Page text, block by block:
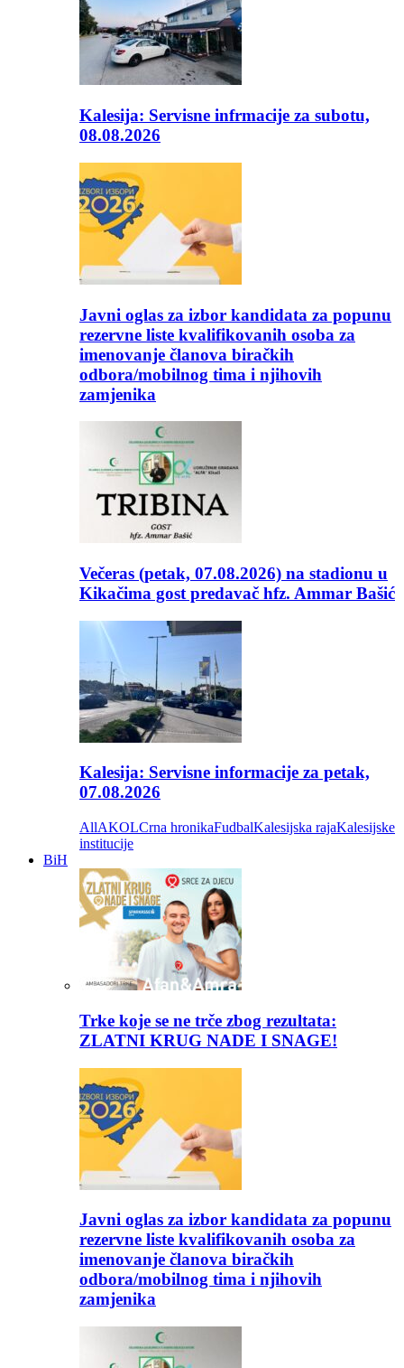
Kalesija: Servisne infrmacije za subotu,
08.08.2026
Javni oglas za izbor kandidata za popunu
rezervne liste kvalifikovanih osoba za
imenovanje članova biračkih
odbora/mobilnog tima i njihovih
zamjenika
Večeras (petak, 07.08.2026) na stadionu u
Kikačima gost predavač hfz. Ammar Bašić
Kalesija: Servisne informacije za petak,
07.08.2026
AllAKOLCrna hronikaFudbalKalesijska rajaKalesijske
institucije
BiH
Trke koje se ne trče zbog rezultata:
ZLATNI KRUG NADE I SNAGE!
Javni oglas za izbor kandidata za popunu
rezervne liste kvalifikovanih osoba za
imenovanje članova biračkih
odbora/mobilnog tima i njihovih
zamjenika